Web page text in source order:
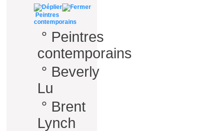
Peintres
contemporains
° Peintres
contemporains
° Beverly
Lu
° Brent
Lynch